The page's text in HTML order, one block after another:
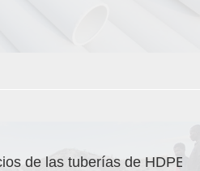
de las tuberías de HDPE